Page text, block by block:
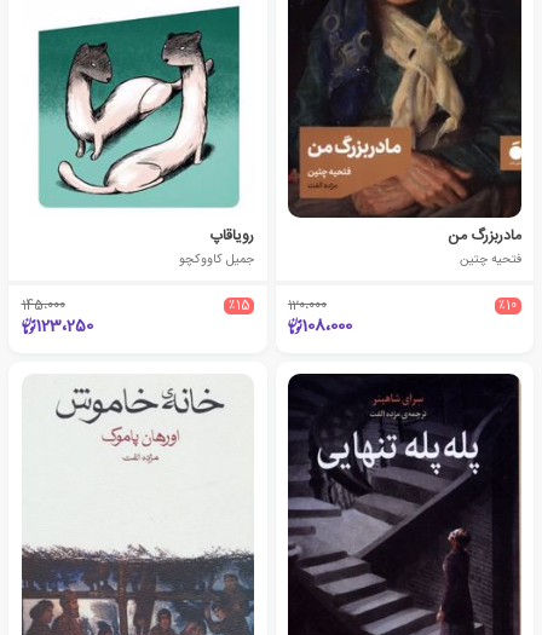
مادربزرگ من
فتحیه چتین
٪10 120،000
108،000
رویاقاپ
جمیل کاووکچو
٪15 145،000
123،250